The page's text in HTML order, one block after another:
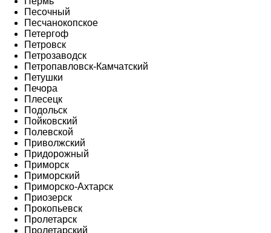
Песочный
Песчанокопское
Петергоф
Петровск
Петрозаводск
Петропавловск-Камчатский
Петушки
Печора
Плесецк
Подольск
Пойковский
Полевской
Приволжский
Придорожный
Приморск
Приморский
Приморско-Ахтарск
Приозерск
Прокопьевск
Пролетарск
Пролетарский